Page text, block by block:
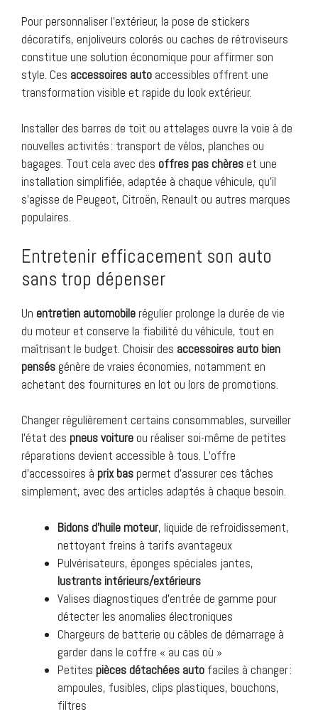
Pour personnaliser l’extérieur, la pose de stickers
décoratifs, enjoliveurs colorés ou caches de rétroviseurs
constitue une solution économique pour affirmer son
style. Ces accessoires auto accessibles offrent une
transformation visible et rapide du look extérieur.
Installer des barres de toit ou attelages ouvre la voie à de
nouvelles activités : transport de vélos, planches ou
bagages. Tout cela avec des offres pas chères et une
installation simplifiée, adaptée à chaque véhicule, qu’il
s’agisse de Peugeot, Citroën, Renault ou autres marques
populaires.
Entretenir efficacement son auto
sans trop dépenser
Un entretien automobile régulier prolonge la durée de vie
du moteur et conserve la fiabilité du véhicule, tout en
maîtrisant le budget. Choisir des accessoires auto bien
pensés génère de vraies économies, notamment en
achetant des fournitures en lot ou lors de promotions.
Changer régulièrement certains consommables, surveiller
l’état des pneus voiture ou réaliser soi-même de petites
réparations devient accessible à tous. L’offre
d’accessoires à prix bas permet d’assurer ces tâches
simplement, avec des articles adaptés à chaque besoin.
Bidons d’huile moteur, liquide de refroidissement,
nettoyant freins à tarifs avantageux
Pulvérisateurs, éponges spéciales jantes,
lustrants intérieurs/extérieurs
Valises diagnostiques d’entrée de gamme pour
détecter les anomalies électroniques
Chargeurs de batterie ou câbles de démarrage à
garder dans le coffre « au cas où »
Petites pièces détachées auto faciles à changer :
ampoules, fusibles, clips plastiques, bouchons,
filtres